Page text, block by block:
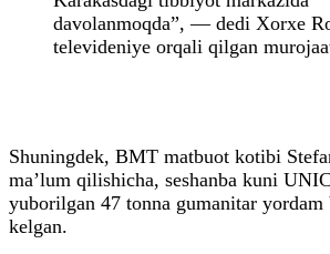
davolanmoqda”, — dedi Xorxe
televideniye orqali qilgan
Shuningdek, BMT matbuot kotibi
ma’lum qilishicha, seshanba kuni
yuborilgan 47 tonna gumanitar yordam
kelgan.